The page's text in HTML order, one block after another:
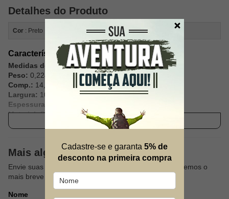
Detalhes do Produto
Cor : Preto
Característica Técnicas:
Medidas do Produto:
Peso: 0,224
Comp.: 14,5cm
Largura: 10cm
Espessura:
Material:Polietileno de alta desnidade e envasado com
Carboximetilcelulose - Produto atóxico
Ver descrição completa
Mais alguma dúvida?
Envie suas dúvidas sobre este produto que responderemos o
mais breve possível.
Nome
Cadastre-se e garanta 5% de
desconto na primeira compra